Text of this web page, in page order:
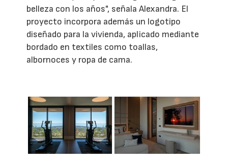
belleza con los años", señala Alexandra. El
proyecto incorpora además un logotipo
diseñado para la vivienda, aplicado mediante
bordado en textiles como toallas,
albornoces y ropa de cama.